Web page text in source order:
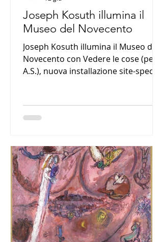
Joseph Kosuth illumina il
Museo del Novecento
Joseph Kosuth illumina il Museo del
Novecento con Vedere le cose (per
A.S.), nuova installazione site-specific
Alberto Savinio, entra nella
collezione permanente e sarà
dell’artista.